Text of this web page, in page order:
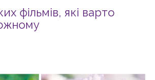
фільмів, які варто